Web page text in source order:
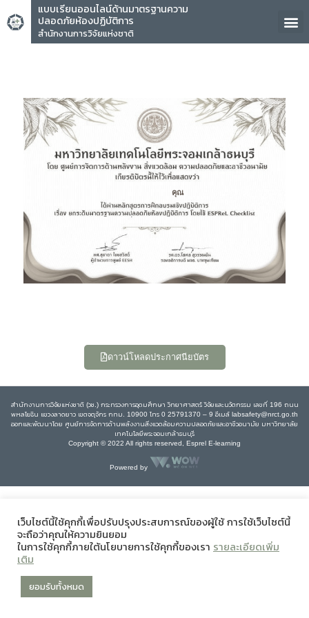
แบบเรียนออนไลน์ด้านมาตรฐานความ
ปลอดภัยห้องปฏิบัติการ
สำนักงานการวิจัยแห่งชาติ
คุณ
ดาวน์โหลดประกาศนียบัตร
สำนักงานการวิจัยแห่งชาติ (วช.) กระทรวงการอุดมศึกษา วิทยาศาสตร์ วิจัยและนวัตกรรม เลขที่ 196 ถนน
พหลโยธิน แขวงลาดยาว เขตจตุจักร กทม. 10900 โทร 0 25791370 – 9 อีเมล์ labsafety@nrct.go.th
ออกและพัฒนาโดย ศูนย์การจัดการด้านพลังงานสิ่งแวดล้อมความปลอดภัยและอาชีวอนามัย มหาวิทยาลัย
เทคโนโลยีพระจอมเกล้าธนบุรี
Copyright © 2022 All rights reserved, Esprel E-learning
Powered by
เว็บไซต์นี้ใช้คุกกี้เพื่อปรับปรุงประสบการณ์ของผู้ใช้ การใช้เว็บไซต์นี้
จะถือว่าคุณให้ความยินยอม
ในการใช้คุกกี้ภายใต้นโยบายการใช้คุกกี้ของเรา รายละเอียดเพิ่ม
เติม
ยอมรับทั้งหมด